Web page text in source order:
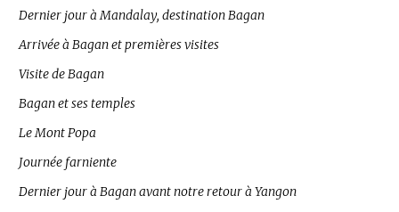
Dernier jour à Mandalay, destination Bagan
Arrivée à Bagan et premières visites
Visite de Bagan
Bagan et ses temples
Le Mont Popa
Journée farniente
Dernier jour à Bagan avant notre retour à Yangon